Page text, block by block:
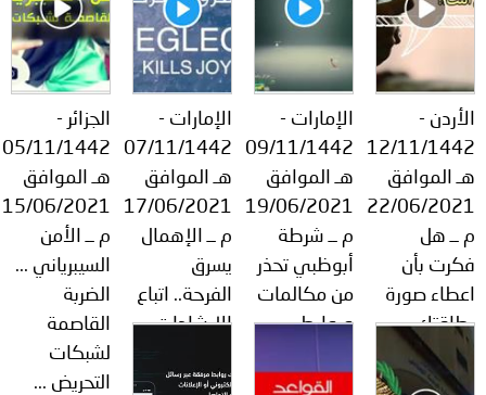
بعنوان رقمك
هويتك ..
لمكافحة
المخدرات ...
الأردن -
12/11/1442
هـ الموافق
22/06/2021
م ــ هل
فكرت بأن
اعطاء صورة
بطاقتك
الائتمانية
لصديقك دون
الإمارات -
09/11/1442
هـ الموافق
19/06/2021
م ــ شرطة
أبوظبي تحذر
من مكالمات
وروابط
إلكترونية
الإمارات -
07/11/1442
هـ الموافق
17/06/2021
م ــ الإهمال
يسرق
الفرحة.. اتباع
الإرشادات
الأطفال أثناء
الجزائر -
05/11/1442
هـ الموافق
15/06/2021
م ــ الأمن
السيبرياني ...
الضربة
القاصمة
لشبكات
التحريض ...